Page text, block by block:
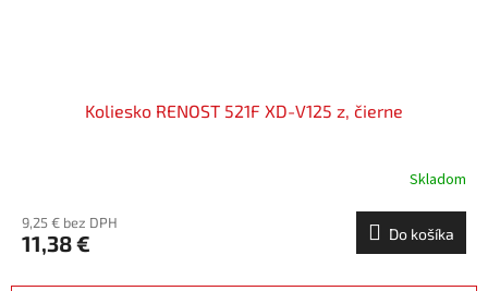
Koliesko RENOST 521F XD-V125 z, čierne
Skladom
9,25 € bez DPH
11,38 € Do košíka